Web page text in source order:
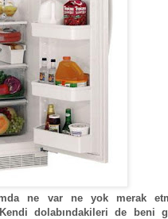
ne var ne yok merak
dolabındakileri de beni